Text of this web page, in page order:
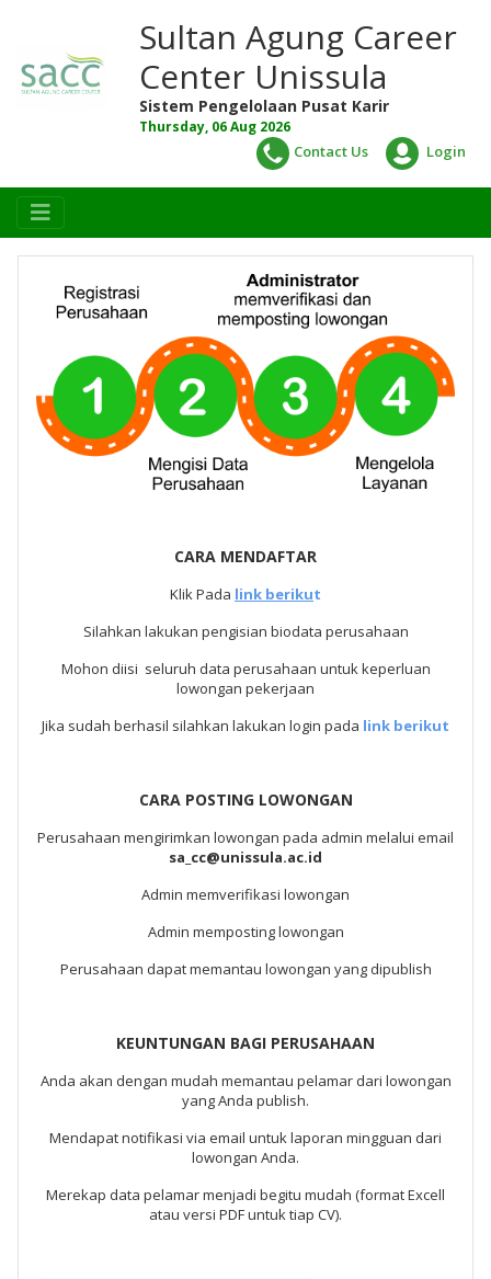
Sultan Agung Career
Center Unissula
Sistem Pengelolaan Pusat Karir
Thursday, 06 Aug 2026
Contact Us Login
CARA MENDAFTAR
Klik Pada link berikut
Silahkan lakukan pengisian biodata perusahaan
Mohon diisi seluruh data perusahaan untuk keperluan
lowongan pekerjaan
Jika sudah berhasil silahkan lakukan login pada link berikut
CARA POSTING LOWONGAN
Perusahaan mengirimkan lowongan pada admin melalui email
sa_cc@unissula.ac.id
Admin memverifikasi lowongan
Admin memposting lowongan
Perusahaan dapat memantau lowongan yang dipublish
KEUNTUNGAN BAGI PERUSAHAAN
Anda akan dengan mudah memantau pelamar dari lowongan
yang Anda publish.
Mendapat notifikasi via email untuk laporan mingguan dari
lowongan Anda.
Merekap data pelamar menjadi begitu mudah (format Excell
atau versi PDF untuk tiap CV).